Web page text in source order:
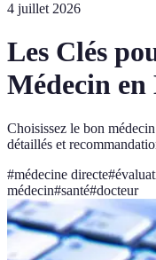
4 juillet 2026
Les Clés
Médecin en
Choisissez le bon
détaillés et
#médecine directe#
médecin#santé#docteur